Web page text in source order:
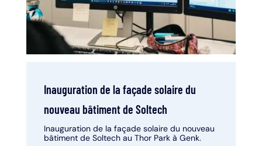
Inauguration de la façade solaire du
nouveau bâtiment de Soltech
Inauguration de la façade solaire du nouveau
bâtiment de Soltech au Thor Park à Genk.